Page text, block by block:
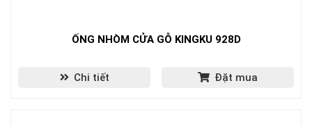
ỐNG NHÒM CỬA GỖ KINGKU 928D
Chi tiết Đặt mua